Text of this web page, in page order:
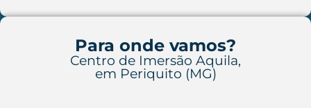
Para onde vamos?
Centro de Imersão Aquila,
em Periquito (MG)